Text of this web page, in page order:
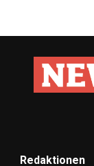
Redaktionen